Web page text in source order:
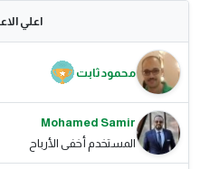
اعلي
محمود ثابت
Mohamed Samir
المستخدم أخفى الأرباح